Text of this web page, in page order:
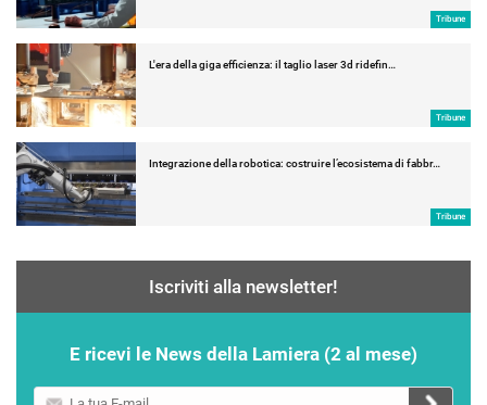
Tribune
L'era della giga efficienza: il taglio laser 3d ridefin…
Tribune
Integrazione della robotica: costruire l’ecosistema di fabbr…
Tribune
Iscriviti alla newsletter!
E ricevi le News della Lamiera (2 al mese)
La